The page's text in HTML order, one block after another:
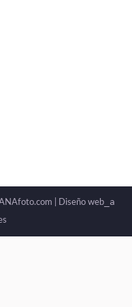
| Diseño web _a